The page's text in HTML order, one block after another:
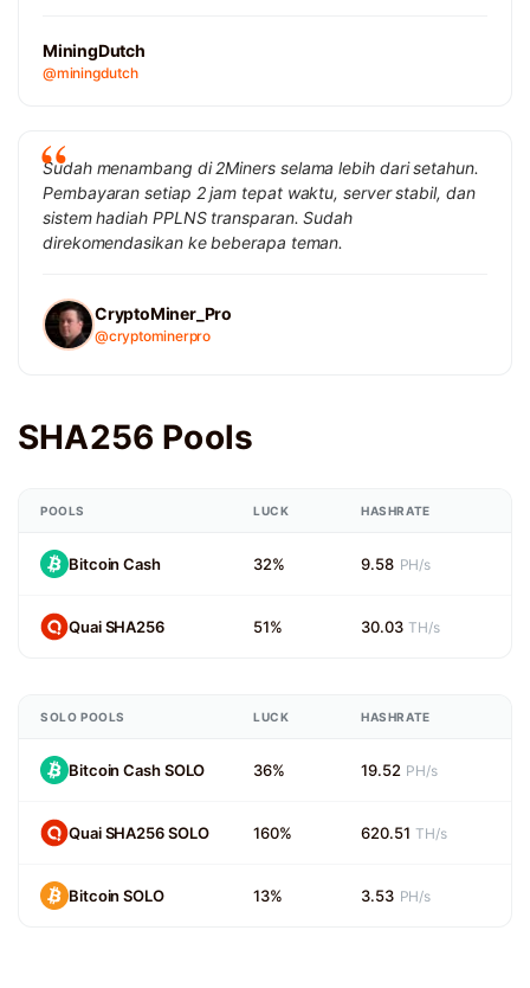
MiningDutch
@miningdutch
Sudah menambang di 2Miners selama lebih dari setahun.
Pembayaran setiap 2 jam tepat waktu, server stabil, dan
sistem hadiah PPLNS transparan. Sudah
direkomendasikan ke beberapa teman.
CryptoMiner_Pro
@cryptominerpro
SHA256 Pools
POOLS LUCK HASHRATE
Bitcoin Cash 32% 9.58 PH/s
Quai SHA256 51% 30.03 TH/s
SOLO POOLS LUCK HASHRATE
Bitcoin Cash SOLO 36% 19.52 PH/s
Quai SHA256 SOLO 160% 620.51 TH/s
Bitcoin SOLO 13% 3.53 PH/s